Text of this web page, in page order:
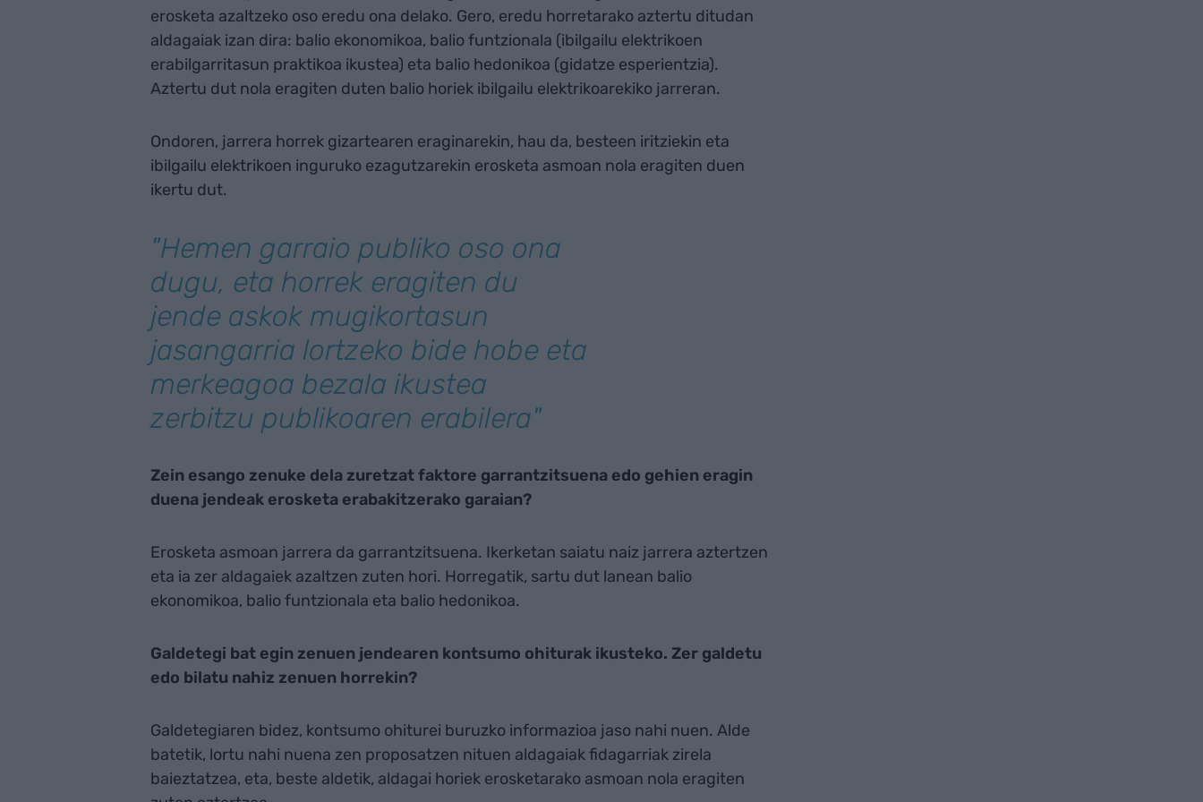
erosketa azaltzeko oso eredu ona delako. Gero, eredu horretarako aztertu ditudan
aldagaiak izan dira: balio ekonomikoa, balio funtzionala (ibilgailu elektrikoen
erabilgarritasun praktikoa ikustea) eta balio hedonikoa (gidatze esperientzia).
Aztertu dut nola eragiten duten balio horiek ibilgailu elektrikoarekiko jarreran.
Ondoren, jarrera horrek gizartearen eraginarekin, hau da, besteen iritziekin eta
ibilgailu elektrikoen inguruko ezagutzarekin erosketa asmoan nola eragiten duen
ikertu dut.
"Hemen garraio publiko oso ona
dugu, eta horrek eragiten du
jende askok mugikortasun
jasangarria lortzeko bide hobe eta
merkeagoa bezala ikustea
zerbitzu publikoaren erabilera"
Zein esango zenuke dela zuretzat faktore garrantzitsuena edo gehien eragin
duena jendeak erosketa erabakitzerako garaian?
Erosketa asmoan jarrera da garrantzitsuena. Ikerketan saiatu naiz jarrera aztertzen
eta ia zer aldagaiek azaltzen zuten hori. Horregatik, sartu dut lanean balio
ekonomikoa, balio funtzionala eta balio hedonikoa.
Galdetegi bat egin zenuen jendearen kontsumo ohiturak ikusteko. Zer galdetu
edo bilatu nahiz zenuen horrekin?
Galdetegiaren bidez, kontsumo ohiturei buruzko informazioa jaso nahi nuen. Alde
batetik, lortu nahi nuena zen proposatzen nituen aldagaiak fidagarriak zirela
baieztatzea, eta, beste aldetik, aldagai horiek erosketarako asmoan nola eragiten